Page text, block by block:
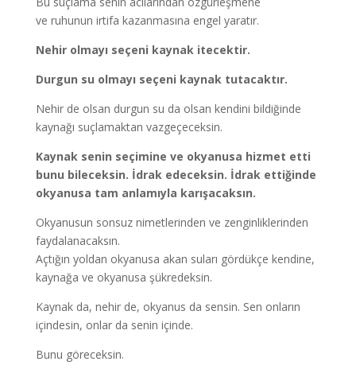
ve ruhunun irtifa kazanmasına engel yaratır.
Nehir olmayı seçeni kaynak itecektir.
Durgun su olmayı seçeni kaynak tutacaktır.
Nehir de olsan durgun su da olsan kendini bildiğinde
kaynağı suçlamaktan vazgeçeceksin.
Kaynak senin seçimine ve okyanusa hizmet etti
bunu bileceksin. İdrak edeceksin. İdrak ettiğinde
okyanusa tam anlamıyla karışacaksın.
Okyanusun sonsuz nimetlerinden ve zenginliklerinden
faydalanacaksın.
Açtığın yoldan okyanusa akan suları gördükçe kendine,
kaynağa ve okyanusa şükredeksin.
Kaynak da, nehir de, okyanus da sensin. Sen onların
içindesin, onlar da senin içinde.
Bunu göreceksin.